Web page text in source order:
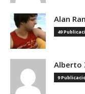
Alan
49
Alberto
9